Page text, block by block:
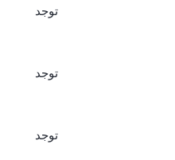
توجد
توجد
توجد